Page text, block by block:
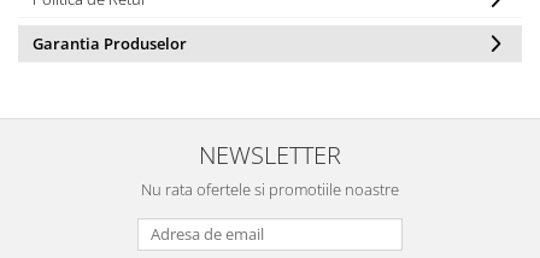
Asus
HTC
Garantia Produselor
NEWSLETTER
Nu rata ofertele si promotiile noastre